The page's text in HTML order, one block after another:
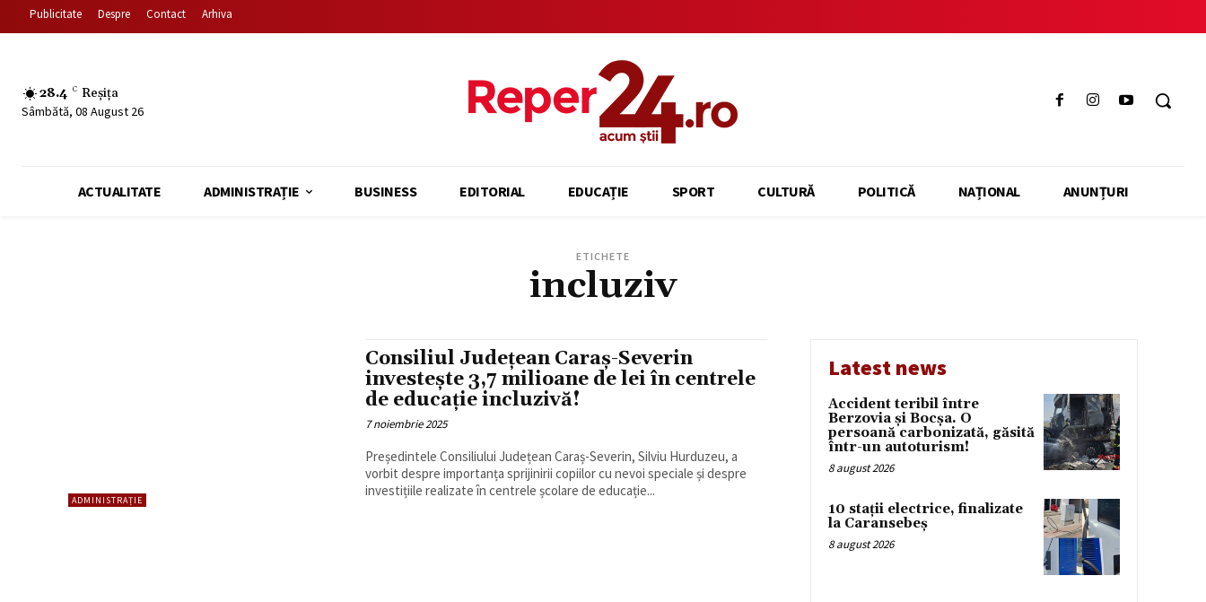
Publicitate Despre Contact Arhiva
28.4 C Reșița
Sâmbătă, 08 August 26
ACTUALITATE ADMINISTRAȚIE BUSINESS EDITORIAL EDUCAȚIE SPORT CULTURĂ POLITICĂ NAȚIONAL ANUNȚURI
ETICHETE
incluziv
ADMINISTRAȚIE
Consiliul Județean Caraș-Severin
investește 3,7 milioane de lei în centrele
de educație incluzivă!
7 noiembrie 2025
Președintele Consiliului Județean Caraș-Severin, Silviu Hurduzeu, a
vorbit despre importanța sprijinirii copiilor cu nevoi speciale și despre
investițiile realizate în centrele școlare de educație...
Latest news
Accident teribil între
Berzovia și Bocșa. O
persoană carbonizată, găsită
într-un autoturism!
8 august 2026
10 stații electrice, finalizate
la Caransebeș
8 august 2026